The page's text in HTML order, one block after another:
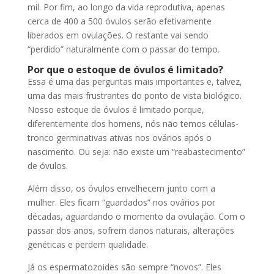
mil. Por fim, ao longo da vida reprodutiva, apenas
cerca de 400 a 500 óvulos serão efetivamente
liberados em ovulações. O restante vai sendo
“perdido” naturalmente com o passar do tempo.
Por que o estoque de óvulos é limitado?
Essa é uma das perguntas mais importantes e, talvez,
uma das mais frustrantes do ponto de vista biológico.
Nosso estoque de óvulos é limitado porque,
diferentemente dos homens, nós não temos células-
tronco germinativas ativas nos ovários após o
nascimento. Ou seja: não existe um “reabastecimento”
de óvulos.
Além disso, os óvulos envelhecem junto com a
mulher. Eles ficam “guardados” nos ovários por
décadas, aguardando o momento da ovulação. Com o
passar dos anos, sofrem danos naturais, alterações
genéticas e perdem qualidade.
Já os espermatozoides são sempre “novos”. Eles